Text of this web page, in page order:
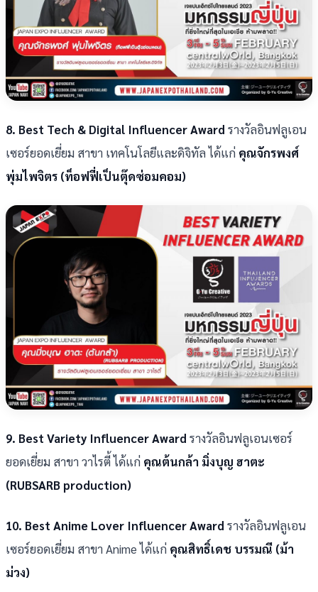
8. Best Tech & Digital Influencer Award รางวัลอินฟลูเอน
เซอร์ยอดเยี่ยม สาขา เทคโนโลยีและดิจิทัล ได้แก่ คุณจักรพงศ์
พุ่มไพจิตร (ท็อฟฟี่เป็นตุ๊ดซ่อมคอม)
9. Best Variety Influencer Award รางวัลอินฟลูเอนเซอร์
ยอดเยี่ยม สาขา วาไรตี้ ได้แก่ คุณต้นกล้า มิ่งบุญ ฮาตะ
(RUBSARB production)
10. Best Anime Lover Influencer Award รางวัลอินฟลูเอน
เซอร์ยอดเยี่ยม สาขา Anime ได้แก่ คุณสิทธิ์เดช บรรมณี (ม้า
ม่วง)